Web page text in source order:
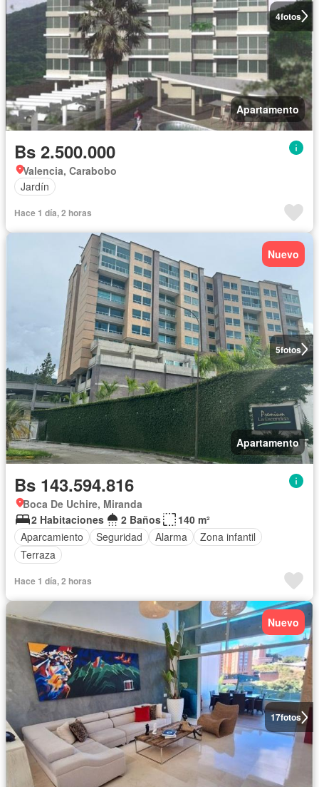
4fotos
Apartamento
Bs 2.500.000
Valencia, Carabobo
Jardín
Hace 1 día, 2 horas
5fotos
Nuevo
Apartamento
Bs 143.594.816
Boca De Uchire, Miranda
2 Habitaciones
2 Baños
140 m²
Aparcamiento
Seguridad Alarma
Zona infantil
Terraza
Hace 1 día, 2 horas
17fotos
Nuevo